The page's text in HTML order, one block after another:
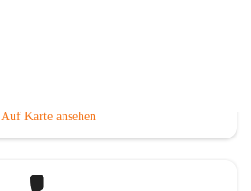
Auf Karte ansehen